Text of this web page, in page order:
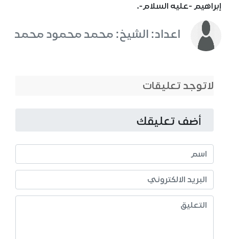
إبراهيم -عليه السلام-.
اعداد: الشيخ: محمد محمود محمد
لاتوجد تعليقات
أضف تعليقك